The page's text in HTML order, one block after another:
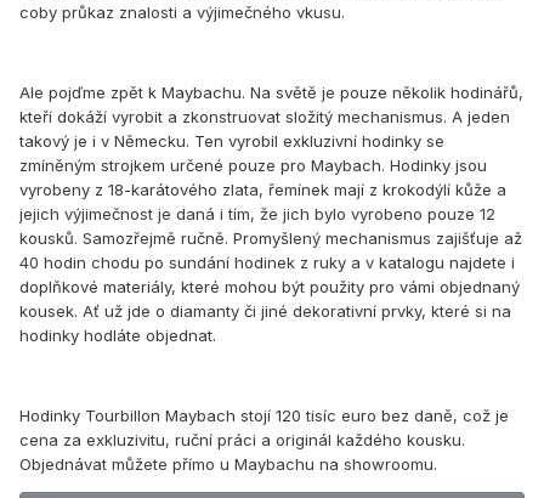
coby průkaz znalosti a výjimečného vkusu.
Ale pojďme zpět k Maybachu. Na světě je pouze několik hodinářů,
kteří dokáží vyrobit a zkonstruovat složitý mechanismus. A jeden
takový je i v Německu. Ten vyrobil exkluzivní hodinky se
zmíněným strojkem určené pouze pro Maybach. Hodinky jsou
vyrobeny z 18-karátového zlata, řemínek mají z krokodýlí kůže a
jejich výjimečnost je daná i tím, že jich bylo vyrobeno pouze 12
kousků. Samozřejmě ručně. Promyšlený mechanismus zajišťuje až
40 hodin chodu po sundání hodinek z ruky a v katalogu najdete i
doplňkové materiály, které mohou být použity pro vámi objednaný
kousek. Ať už jde o diamanty či jiné dekorativní prvky, které si na
hodinky hodláte objednat.
Hodinky Tourbillon Maybach stojí 120 tisíc euro bez daně, což je
cena za exkluzivitu, ruční práci a originál každého kousku.
Objednávat můžete přímo u Maybachu na showroomu.